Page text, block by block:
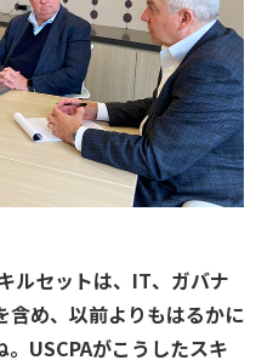
ルセットは、IT、ガバナ
含め、以前よりもはるかに
USCPAがこうしたスキ